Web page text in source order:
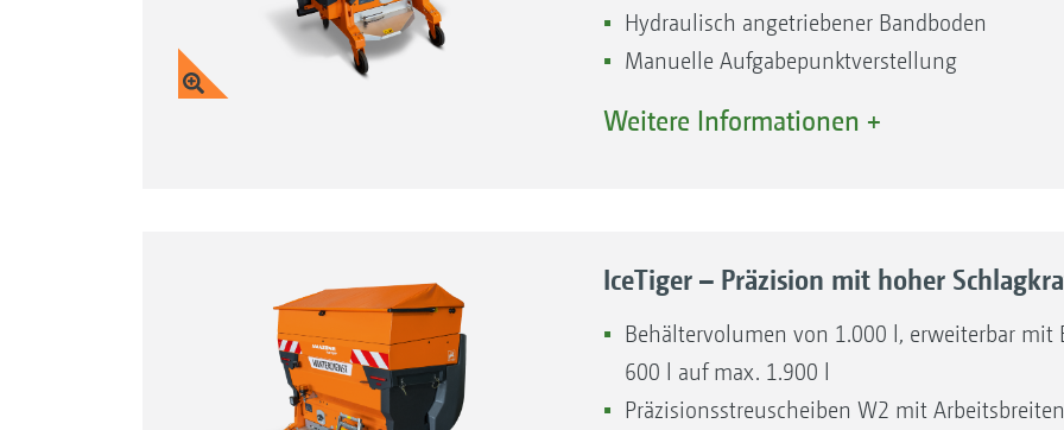
Hydraulisch angetriebener Bandboden
Manuelle Aufgabepunktverstellung
2
Weitere Informationen +
IceTiger – Präzision mit hoher
Behältervolumen von 1.000 l, erweiterbar mit
600 l auf max. 1.900 l
Präzisionsstreuscheiben W2 mit